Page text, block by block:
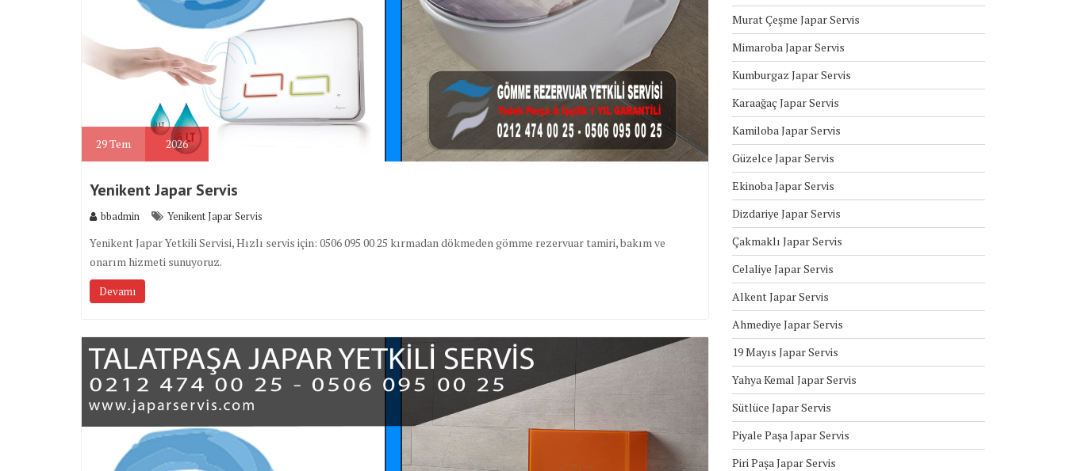
29Tem 2026
Yenikent Japar Servis
bbadmin Yenikent Japar Servis
Yenikent Japar Yetkili Servisi, Hızlı servis için: 0506 095 00 25 kırmadan dökmeden gömme rezervuar tamiri, bakım ve
onarım hizmeti sunuyoruz.
Devamı
Murat Çeşme Japar Servis
Mimaroba Japar Servis
Kumburgaz Japar Servis
Karaağaç Japar Servis
Kamiloba Japar Servis
Güzelce Japar Servis
Ekinoba Japar Servis
Dizdariye Japar Servis
Çakmaklı Japar Servis
Celaliye Japar Servis
Alkent Japar Servis
Ahmediye Japar Servis
19 Mayıs Japar Servis
Yahya Kemal Japar Servis
Sütlüce Japar Servis
Piyale Paşa Japar Servis
Piri Paşa Japar Servis